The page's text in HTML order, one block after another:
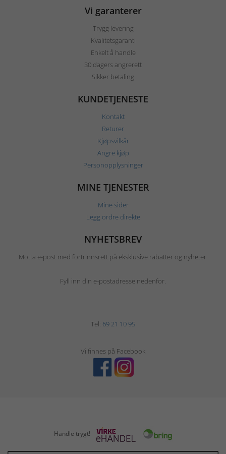
Vi garanterer
Trygg levering
Kvalitetsgaranti
Enkelt å handle
30 dagers angrerett
Sikker betaling
KUNDETJENESTE
Kontakt
Returer
Kjøpsvilkår
Angre kjøp
Personopplysninger
MINE TJENESTER
Mine sider
Legg ordre direkte
NYHETSBREV
Motta e-post med fortrinnsrett på eksklusive rabatter og nyheter.
Fyll inn din e-postadresse nedenfor.
Tel: 69 21 10 95
Vi finnes på Facebook
Handle trygt!